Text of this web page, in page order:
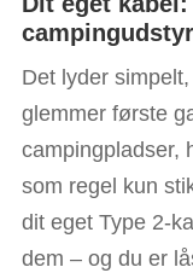
Det lyder
glemmer første
campingpladser,
som regel kun
dit eget Type 2-
dem – og du er